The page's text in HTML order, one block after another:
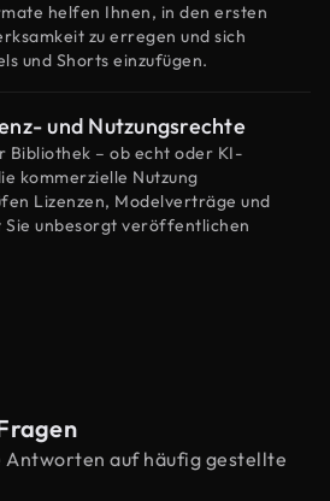
helfen Ihnen, in den ersten
zu erregen und sich
und Shorts einzufügen.
und Nutzungsrechte
Bibliothek – ob echt oder KI-
kommerzielle Nutzung
Lizenzen, Modelverträge und
unbesorgt veröffentlichen
Antworten auf häufig gestellte